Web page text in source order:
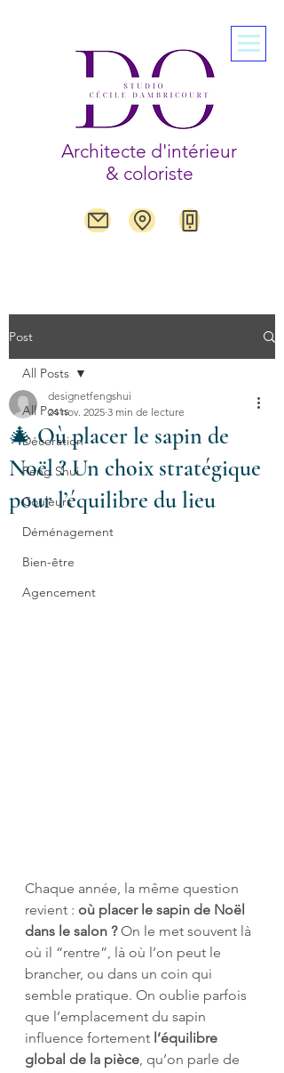
Architecte d'intérieur
& coloriste
Post
All Posts
Décoration
Feng Shui
Couleurs
Déménagement
Bien-être
Agencement
All Posts
🎄 Où placer le sapin de
Noël ? Un choix stratégique
pour l’équilibre du lieu
designetfengshui
24 nov. 2025 3 min de lecture
Chaque année, la même question
revient : où placer le sapin de Noël
dans le salon ? On le met souvent là
où il “rentre”, là où l’on peut le
brancher, ou dans un coin qui
semble pratique. On oublie parfois
que l’emplacement du sapin
influence fortement l’équilibre
global de la pièce, qu’on parle de